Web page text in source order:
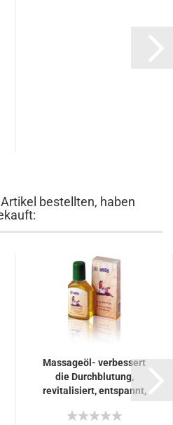
bestellten, haben
Massageöl- verbessert
die Durchblutung,
revitalisiert, entspannt,
Dhethear, 150ml...